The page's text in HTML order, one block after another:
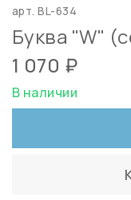
арт.BL-634
Буква "W"
1 070 ₽
В наличии